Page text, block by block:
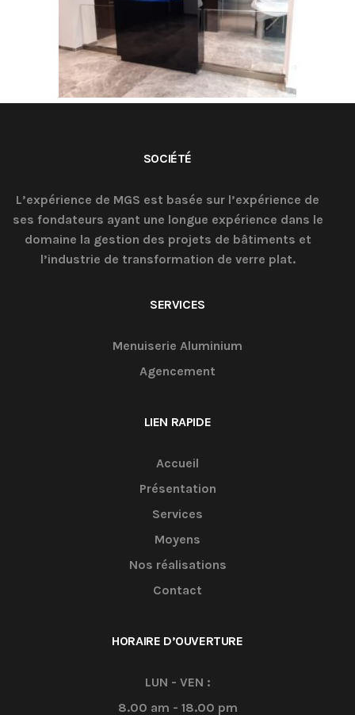
SOCIÉTÉ
L’expérience de MGS est basée sur l’expérience de
ses fondateurs ayant une longue expérience dans le
domaine la gestion des projets de bâtiments et
l’industrie de transformation de verre plat.
SERVICES
Menuiserie Aluminium
Agencement
LIEN RAPIDE
Accueil
Présentation
Services
Moyens
Nos réalisations
Contact
HORAIRE D’OUVERTURE
LUN - VEN :
8.00 am - 18.00 pm